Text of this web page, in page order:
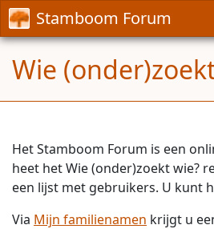
Stamboom Forum
Wie
Het Stamboom Forum is een
heet het Wie (onder)zoekt wie?
een lijst met gebruikers. U kunt
Via Mijn familienamen krijgt u